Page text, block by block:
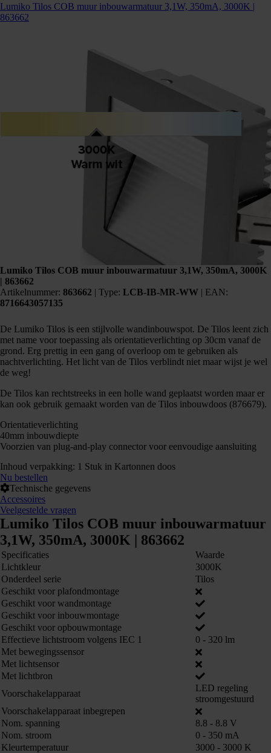
Lumiko Tilos COB muur inbouwarmatuur 3,1W, 350mA, 3000K |
863662
Lumiko Tilos COB muur inbouwarmatuur 3,1W, 350mA, 3000K
| 863662
Artikelnummer: 863662 | Type: LCB-IB-MR-WW | EAN:
8716643057135
De Lumiko Tilos is een stijlvolle wandinbouwspot. De Tilos leent zich
met name voor toepassing als orientatieverlichting op 30cm vanaf de
grond. Erg prettig in een gang of overloop om te gebruiken als
nachtverlichting. Het licht van de Tilos verblindt niet maar wijst je wel
de weg!
De Tilos kan rechtstreeks in een holle wand geplaatst worden maar er
kan ook gebruik gemaakt worden van de Tilos inbouwdoos (876679).
Orientatieverlichting
40mm inbouwdiepte
Voorzien van plug-and-play connector voor eenvoudige aansluiting
Inhoud verpakking: 1 Stuk in Kartonnen doos
Nu bestellen
Technische gegevens
Accessoires
Veelgestelde vragen
Lumiko Tilos COB muur inbouwarmatuur
3,1W, 350mA, 3000K | 863662
Specificaties
Waarde
Lichtkleur
3000K
Onderdeel serie
Tilos
Geschikt voor plafondmontage
Geschikt voor wandmontage
Geschikt voor inbouwmontage
Geschikt voor opbouwmontage
Effectieve lichtstroom volgens IEC 1
0 - 320 lm
Met bewegingssensor
Met lichtsensor
Met lichtbron
Voorschakelapparaat
LED regeling
stroomgestuurd
Voorschakelapparaat inbegrepen
Nom. spanning
8.8 - 8.8 V
Nom. stroom
0 - 350 mA
Kleurtemperatuur
3000 - 3000 K